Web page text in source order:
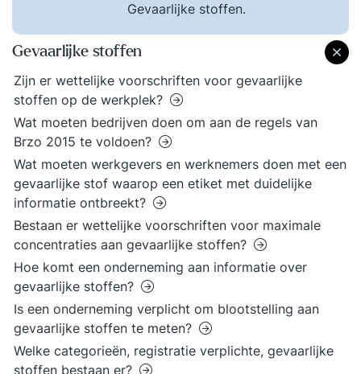
Gevaarlijke stoffen.
Gevaarlijke stoffen
Zijn er wettelijke voorschriften voor gevaarlijke
stoffen op de werkplek?
Wat moeten bedrijven doen om aan de regels van
Brzo 2015 te voldoen?
Wat moeten werkgevers en werknemers doen met een
gevaarlijke stof waarop een etiket met duidelijke
informatie ontbreekt?
Bestaan er wettelijke voorschriften voor maximale
concentraties aan gevaarlijke stoffen?
Hoe komt een onderneming aan informatie over
gevaarlijke stoffen?
Is een onderneming verplicht om blootstelling aan
gevaarlijke stoffen te meten?
Welke categorieën, registratie verplichte, gevaarlijke
stoffen bestaan er?